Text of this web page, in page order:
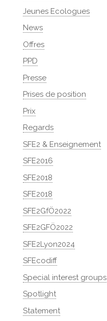
Jeunes Ecologues
News
Offres
PPD
Presse
Prises de position
Prix
Regards
SFE2 & Enseignement
SFE2016
SFE2018
SFE2018
SFE2GfÖ2022
SFE2GFÖ2022
SFE2Lyon2024
SFEcodiff
Special interest groups
Spotlight
Statement